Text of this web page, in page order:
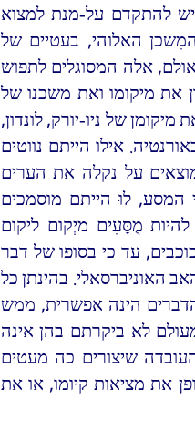
יש להתקדם על-מנת למצוא
האלוהי, בעטיים של
אלה המסוגלים לתפוש
את מיקומו ואת משכנו של
של ניו-יורק, לונדון,
אילו הייתם נווטים
על נקלה את הערים
המסע, לוּ הייתם מוסמכים
מֻסָּעִים מיְקום ליקום
עד כי בסופו של דבר
האוניברסאלי. בהינתן כל
הינה אפשרית, ממש
לא ביקרתם בהן אינה
שיצורים כה מעטים
את מציאות קיומו, או את